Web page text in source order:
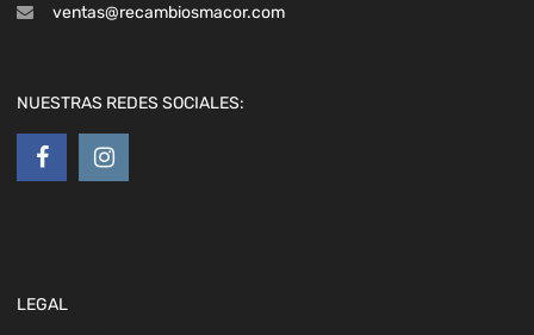
ventas@recambiosmacor.com
NUESTRAS REDES SOCIALES:
LEGAL